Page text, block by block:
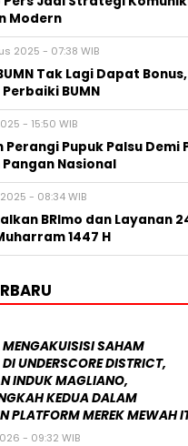
Modern
2025 - 07:38 WIB
Tak Lagi Dapat
BUMN
- 15:50 WIB
Perangi Pupuk Palsu Demi
Nasional
- 08:34 WIB
BRImo dan Layanan
1447 H
SAHAM
UNDERSCORE DISTRICT,
INDUK MAGLIANO,
KEDUA DALAM
PLATFORM MEREK MEWAH
- 09:32 WIB